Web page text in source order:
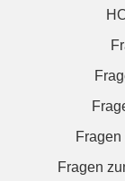
Fragen